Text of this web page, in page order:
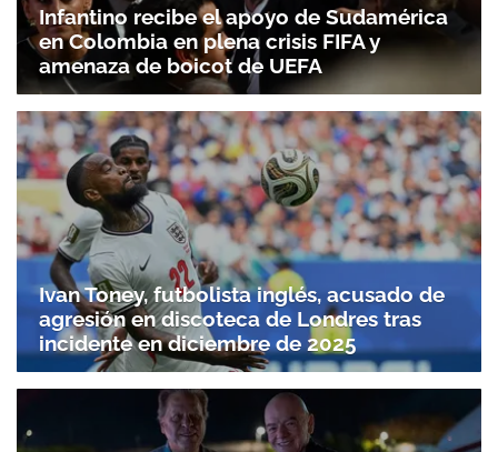
Infantino recibe el apoyo de Sudamérica
en Colombia en plena crisis FIFA y
amenaza de boicot de UEFA
Ivan Toney, futbolista inglés, acusado de
agresión en discoteca de Londres tras
incidente en diciembre de 2025